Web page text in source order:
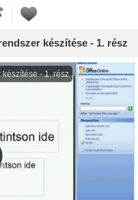
készítése - 1. rész